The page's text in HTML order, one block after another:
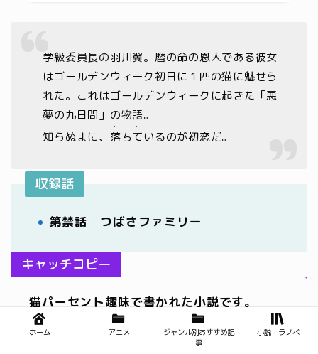
学級委員長の羽川翼。暦の命の恩人である彼女
はゴールデンウィーク初日に１匹の猫に魅せら
れた。これはゴールデンウィークに起きた「悪
夢の九日間」の物語。
知らぬまに、 落ちて
・・・
いるのが初恋だ。
収録話
第禁話 つばさファミリー
キャッチコピー
猫パーセント趣味で書かれた小説です。
ホーム アニメ
ジャンル別おすすめ記
事
小説・ラノベ